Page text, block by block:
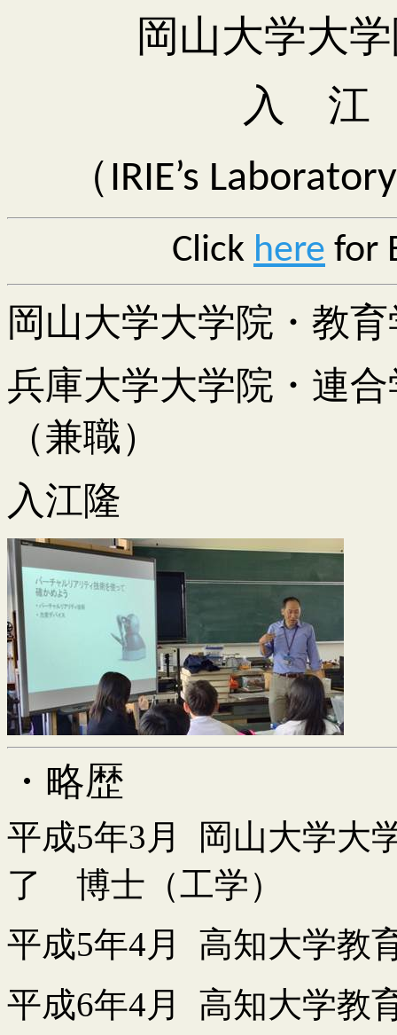
岡山大学大
入
（ IRIE’s
Click here for
岡山大学大学院・教
兵庫大学大学院・連
（兼職）
入江隆
・略歴
平成5年3 月
岡山大学大
了 博士（工学）
平成5年4月
高知大学教
平成6年4 月
高知大学教